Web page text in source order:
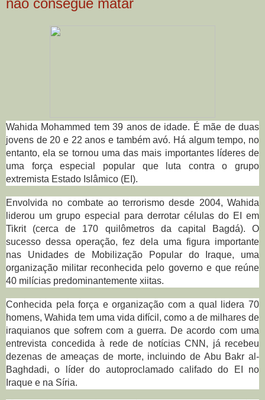
Wahida Mohammed tem 39 anos de idade. É mãe de duas
jovens de 20 e 22 anos e também avó. Há algum tempo, no
entanto, ela se tornou uma das mais importantes líderes de
uma força especial popular que luta contra o grupo
extremista Estado Islâmico (EI).
Envolvida no combate ao terrorismo desde 2004, Wahida
liderou um grupo especial para derrotar células do EI em
Tikrit (cerca de 170 quilômetros da capital Bagdá). O
sucesso dessa operação, fez dela uma figura importante
nas Unidades de Mobilização Popular do Iraque, uma
organização militar reconhecida pelo governo e que reúne
40 milícias predominantemente xiitas.
Conhecida pela força e organização com a qual lidera 70
homens, Wahida tem uma vida difícil, como a de milhares de
iraquianos que sofrem com a guerra. De acordo com uma
entrevista concedida à rede de notícias CNN, já recebeu
dezenas de ameaças de morte, incluindo de Abu Bakr al-
Baghdadi, o líder do autoproclamado califado do EI no
Iraque e na Síria.